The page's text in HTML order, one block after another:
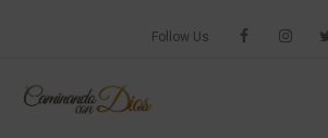
Follow Us